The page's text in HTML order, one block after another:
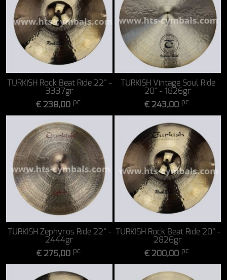
TURKISH Rock Beat Ride 22" -
3337gr
€ 238,00 pc.
TURKISH Vintage Soul Ride
20" - 1826gr
€ 243,00 pc.
TURKISH Zephyros Ride 22" -
2444gr
€ 275,00 pc.
TURKISH Rock Beat Ride 20" -
2826gr
€ 200,00 pc.